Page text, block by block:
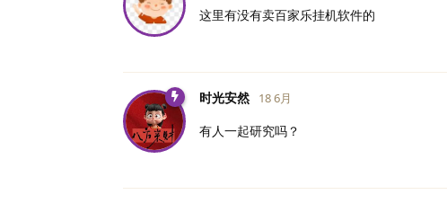
这里有没有卖百家乐挂机软件的
时光安然 18 6月
有人一起研究吗？